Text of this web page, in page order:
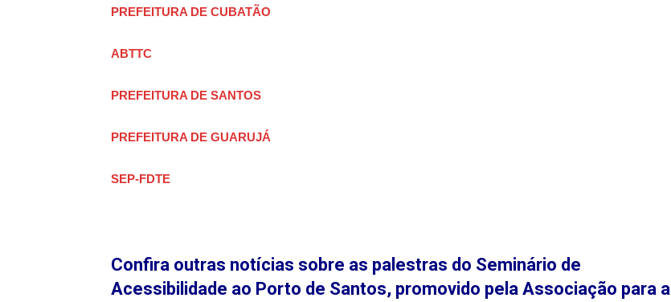
PREFEITURA DE CUBATÃO
ABTTC
PREFEITURA DE SANTOS
PREFEITURA DE GUARUJÁ
SEP-FDTE
Confira outras notícias sobre as palestras do Seminário de
Acessibilidade ao Porto de Santos, promovido pela Associação para a